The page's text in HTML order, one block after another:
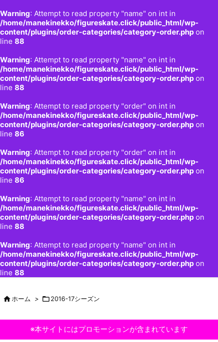
Warning: Attempt to read property "name" on int in
/home/manekinekko/figureskate.click/public_html/wp-
content/plugins/order-categories/category-order.php on
line 88
Warning: Attempt to read property "name" on int in
/home/manekinekko/figureskate.click/public_html/wp-
content/plugins/order-categories/category-order.php on
line 88
Warning: Attempt to read property "order" on int in
/home/manekinekko/figureskate.click/public_html/wp-
content/plugins/order-categories/category-order.php on
line 86
Warning: Attempt to read property "order" on int in
/home/manekinekko/figureskate.click/public_html/wp-
content/plugins/order-categories/category-order.php on
line 86
Warning: Attempt to read property "name" on int in
/home/manekinekko/figureskate.click/public_html/wp-
content/plugins/order-categories/category-order.php on
line 88
Warning: Attempt to read property "name" on int in
/home/manekinekko/figureskate.click/public_html/wp-
content/plugins/order-categories/category-order.php on
line 88
ホーム > 2016-17シーズン
※本サイトにはプロモーションが含まれています